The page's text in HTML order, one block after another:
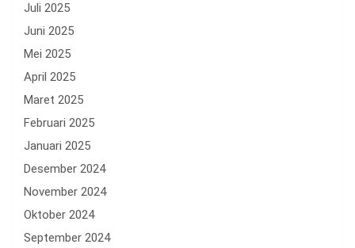
Juli 2025
Juni 2025
Mei 2025
April 2025
Maret 2025
Februari 2025
Januari 2025
Desember 2024
November 2024
Oktober 2024
September 2024